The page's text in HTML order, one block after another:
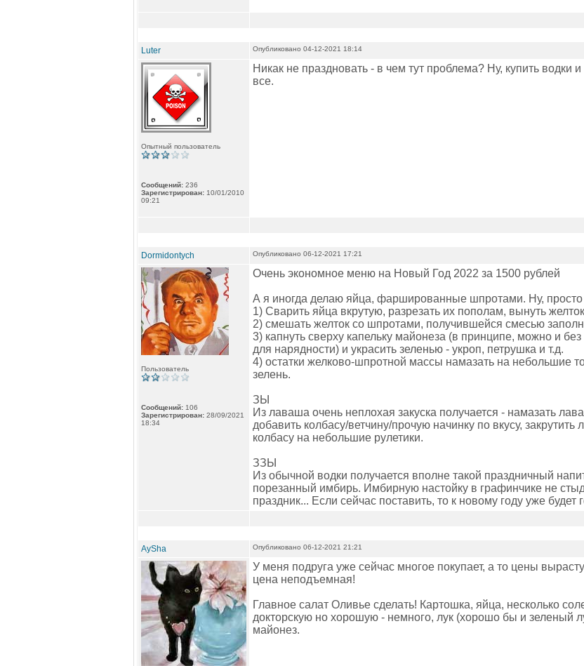
Luter Опубликовано 04-12-2021 18:14
Опытный пользователь
Сообщений: 236
Зарегистрирован: 10/01/2010
09:21
Никак не праздновать - в чем тут проблема? Ну, купить водки
все.
Dormidontych Опубликовано 06-12-2021 17:21
Пользователь
Сообщений: 106
Зарегистрирован: 28/09/2021
18:34
Очень экономное меню на Новый Год 2022 за 1500 рублей
А я иногда делаю яйца, фаршированные шпротами. Ну, просто
1) Сварить яйца вкрутую, разрезать их пополам, вынуть
2) смешать желток со шпротами, получившейся смесью
3) капнуть сверху капельку майонеза (в принципе, можно и без
для нарядности) и украсить зеленью - укроп, петрушка и т.д.
4) остатки желково-шпротной массы намазать на небольшие
зелень.
ЗЫ
Из лаваша очень неплохая закуска получается - намазать
добавить колбасу/ветчину/прочую начинку по вкусу,
колбасу на небольшие рулетики.
ЗЗЫ
Из обычной водки получается вполне такой праздничный
порезанный имбирь. Имбирную настойку в графинчике не
праздник... Если сейчас поставить, то к новому году уже будет
AySha Опубликовано 06-12-2021 21:21
У меня подруга уже сейчас многое покупает, а то цены
цена неподъемная!
Главное салат Оливье сделать! Картошка, яйца, несколько
докторскую но хорошую - немного, лук (хорошо бы и зеленый
майонез.